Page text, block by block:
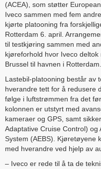
(ACEA), som støtter
Iveco sammen med fem
kjørte platooning fra
Rotterdam 6. april.
til testkjøring sammen med
kjøreforhold hvor Iveco
Brussel til havnen i Rotterdam.
Lastebil-platooning består av
hverandre tett for å redusere
følge i luftstrømmen fra det
kolonnen er utstyrt med
kameraer og GPS, samt
Adaptative Cruise Control) og
System (AEBS). Kjøretøyene
med hverandre ved hjelp av
– Iveco er rede til å ta de